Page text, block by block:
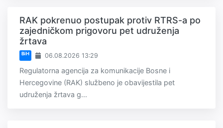
RAK pokrenuo postupak protiv RTRS-a po
zajedničkom prigovoru pet udruženja
žrtava
BiH 06.08.2026 13:29
Regulatorna agencija za komunikacije Bosne i
Hercegovine (RAK) službeno je obavijestila pet
udruženja žrtava g...